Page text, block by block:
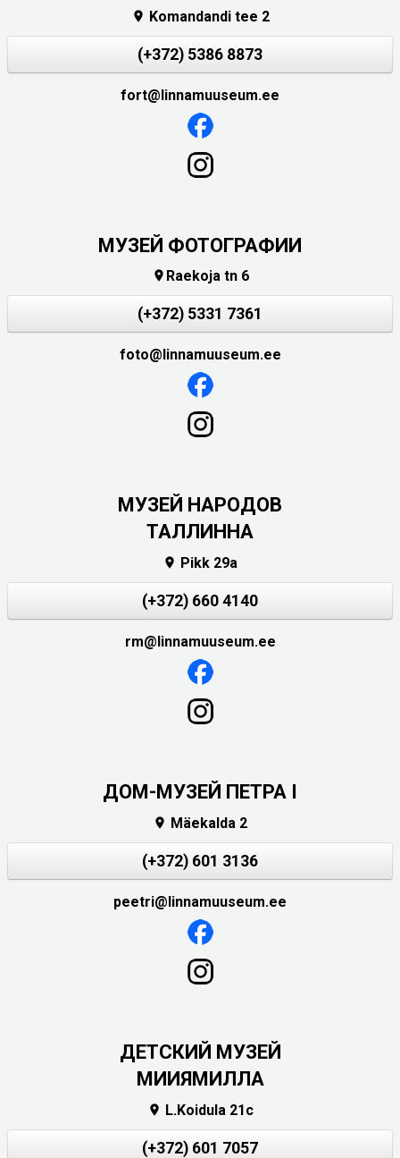
 Komandandi tee 2
(+372) 5386 8873
fort@linnamuuseum.ee
МУЗЕЙ ФОТОГРАФИИ
 Raekoja tn 6
(+372) 5331 7361
foto@linnamuuseum.ee
MУЗЕЙ НАРОДОВ
ТАЛЛИННА
 Pikk 29a
(+372) 660 4140
rm@linnamuuseum.ee
ДОМ-МУЗЕЙ ПЕТРА I
 Mäekalda 2
(+372) 601 3136
peetri@linnamuuseum.ee
ДЕТСКИЙ МУЗЕЙ
МИИЯМИЛЛА
 L.Koidula 21c
(+372) 601 7057